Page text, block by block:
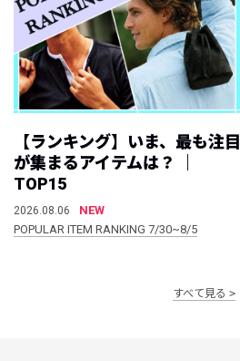
【ランキング】いま、最も注目
が集まるアイテムは？ ｜
TOP15
2026.08.06
NEW
POPULAR ITEM RANKING 7/30~8/5
すべて見る